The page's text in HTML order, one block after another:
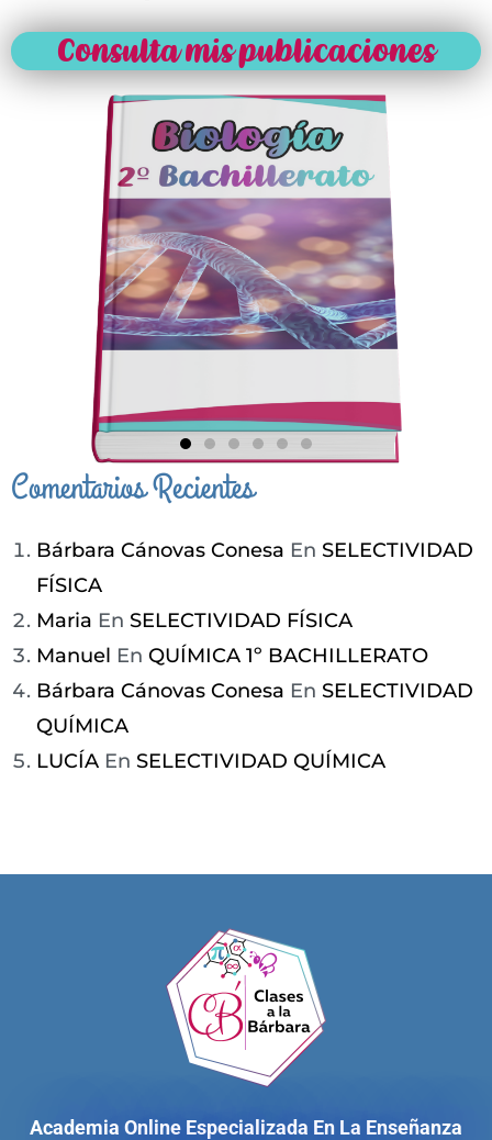
Consulta mis publicaciones
Comentarios Recientes
Bárbara Cánovas Conesa EnSELECTIVIDAD
FÍSICA
Maria EnSELECTIVIDAD FÍSICA
Manuel EnQUÍMICA 1º BACHILLERATO
Bárbara Cánovas Conesa EnSELECTIVIDAD
QUÍMICA
LUCÍA EnSELECTIVIDAD QUÍMICA
Academia Online Especializada En La Enseñanza